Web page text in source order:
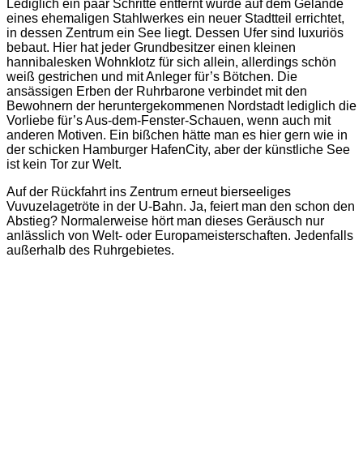
Lediglich ein paar Schritte entfernt wurde auf dem Gelände
eines ehemaligen Stahlwerkes ein neuer Stadtteil errichtet,
in dessen Zentrum ein See liegt. Dessen Ufer sind luxuriös
bebaut. Hier hat jeder Grundbesitzer einen kleinen
hannibalesken Wohnklotz für sich allein, allerdings schön
weiß gestrichen und mit Anleger für’s Bötchen. Die
ansässigen Erben der Ruhrbarone verbindet mit den
Bewohnern der heruntergekommenen Nordstadt lediglich die
Vorliebe für’s Aus-dem-Fenster-Schauen, wenn auch mit
anderen Motiven. Ein bißchen hätte man es hier gern wie in
der schicken Hamburger HafenCity, aber der künstliche See
ist kein Tor zur Welt.
Auf der Rückfahrt ins Zentrum erneut bierseeliges
Vuvuzelagetröte in der U-Bahn. Ja, feiert man den schon den
Abstieg? Normalerweise hört man dieses Geräusch nur
anlässlich von Welt- oder Europameisterschaften. Jedenfalls
außerhalb des Ruhrgebietes.